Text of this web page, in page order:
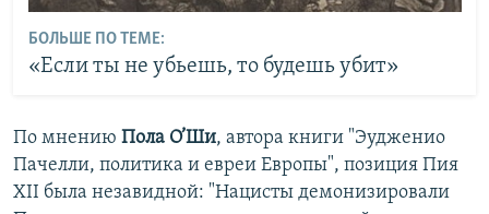
БОЛЬШЕ ПО ТЕМЕ:
«Если ты не убьешь, то будешь убит»
По мнению Пола О’Ши, автора книги "Эудженио
Пачелли, политика и евреи Европы", позиция Пия
XII была незавидной: "Нацисты демонизировали